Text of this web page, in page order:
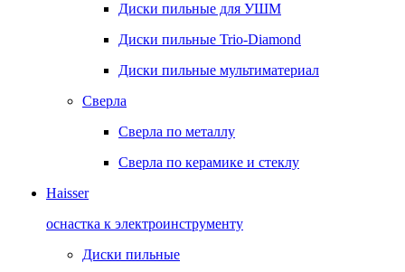
Диски пильные для УШМ
Диски пильные Trio-Diamond
Диски пильные мультиматериал
Сверла
Сверла по металлу
Сверла по керамике и стеклу
Haisser
оснастка к электроинструменту
Диски пильные